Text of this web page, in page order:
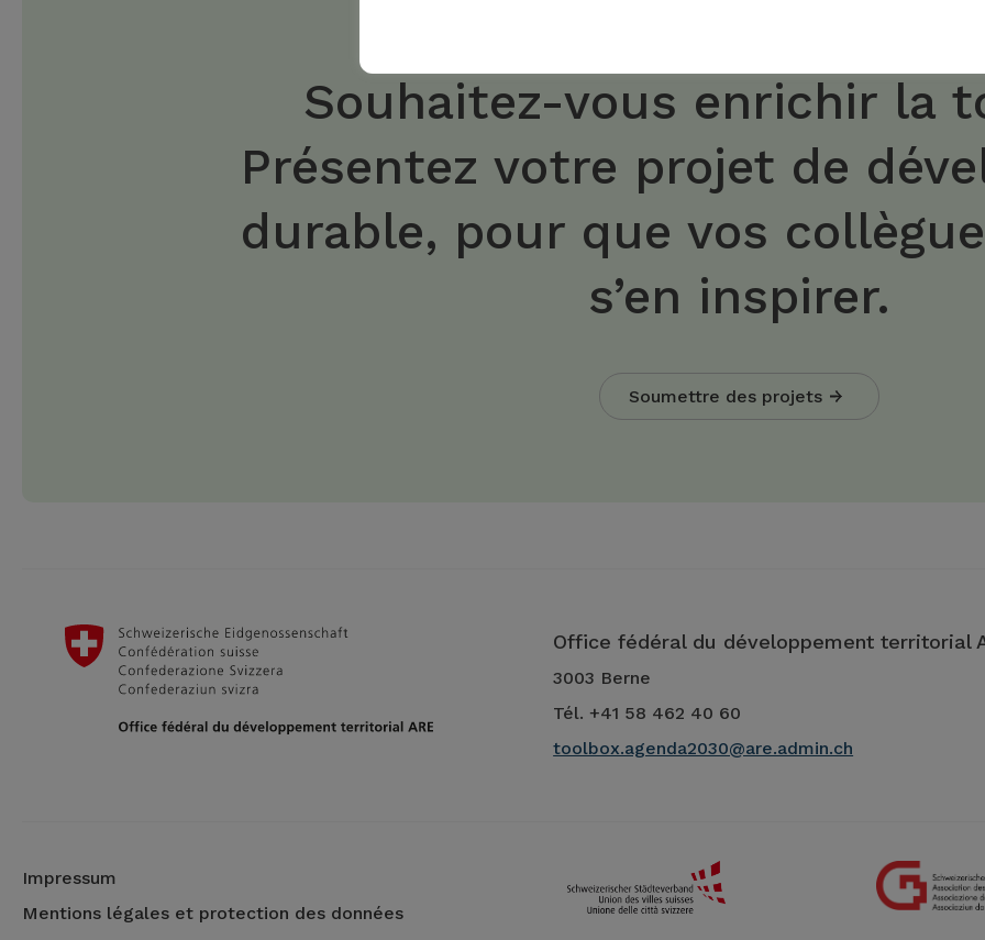
Souhaitez-vous enrichir la
Présentez votre projet de
durable, pour que vos
s’en inspirer.
Soumettre des projets
Office fédéral du développement territorial
3003 Berne
Tél. +41 58 462 40 60
toolbox.agenda2030@are.admin.ch
Impressum
Mentions légales et protection des données